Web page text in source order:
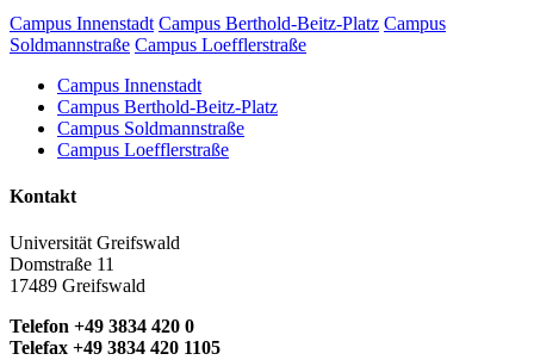
Campus Innenstadt Campus Berthold-Beitz-Platz Campus
Soldmannstraße Campus Loefflerstraße
Campus Innenstadt
Campus Berthold-Beitz-Platz
Campus Soldmannstraße
Campus Loefflerstraße
Kontakt
Universität Greifswald
Domstraße 11
17489 Greifswald
Telefon +49 3834 420 0
Telefax +49 3834 420 1105